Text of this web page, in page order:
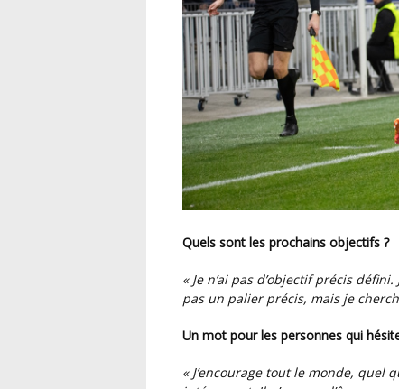
Quels sont les prochains objectifs ?
« Je n’ai pas d’objectif précis
pas un palier précis, mais je
Un mot pour les personnes qui
« J’encourage tout le monde, quel